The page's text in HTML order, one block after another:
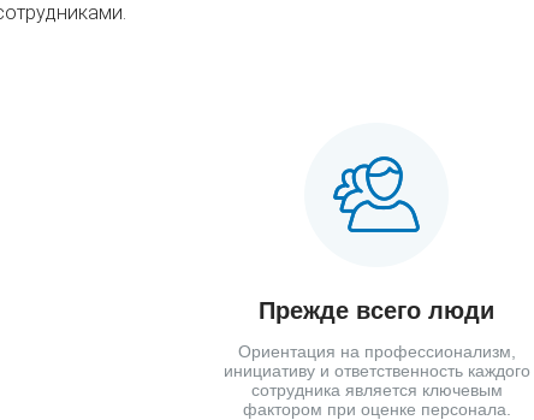
Прежде всего люди
Ориентация на профессионализм,
инициативу и ответственность каждого
сотрудника является ключевым
фактором при оценке персонала.